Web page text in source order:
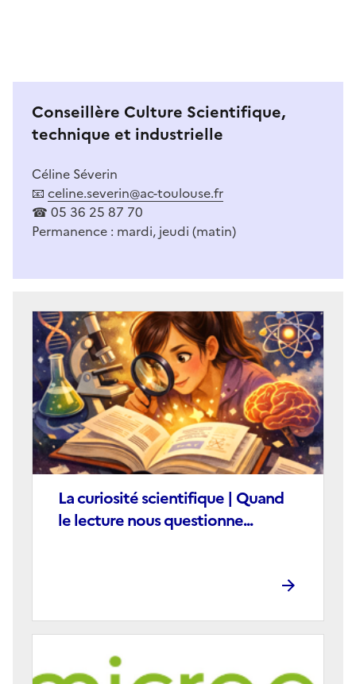
Conseillère Culture Scientifique,
technique et industrielle
Céline Séverin
📧 celine.severin@ac-toulouse.fr
☎ 05 36 25 87 70
Permanence : mardi, jeudi (matin)
La curiosité scientifique | Quand
le lecture nous questionne...
Image
de
couverture
(conseillée)